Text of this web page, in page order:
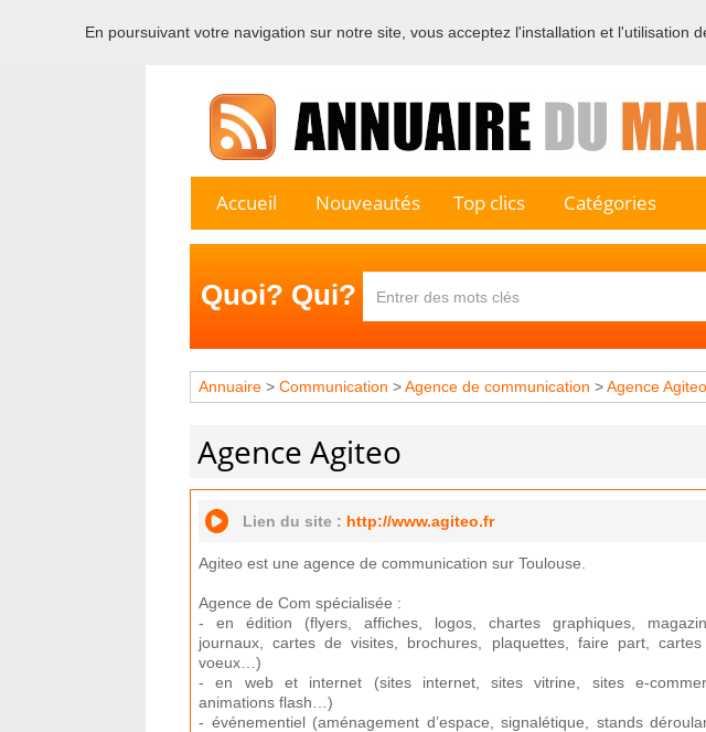
Bienvenue sur l'annuaire
Accueil Nouveautés Top clics Catégories
Quoi? Qui?
Annuaire > Communication >Agence de communication >Agence Agiteo
Agence Agiteo
Lien du site : http://www.agiteo.fr
Agiteo est une agence de communication sur Toulouse.
Agence de Com spécialisée :
- en édition (flyers, affiches, logos, chartes graphiques,
journaux, cartes de visites, brochures, plaquettes, faire part,
voeux…)
- en web et internet (sites internet, sites vitrine, sites e-
animations flash…)
- événementiel (aménagement d’espace, signalétique, stands
En poursuivant votre navigation sur notre site, vous acceptez l'installation et l'utilisation